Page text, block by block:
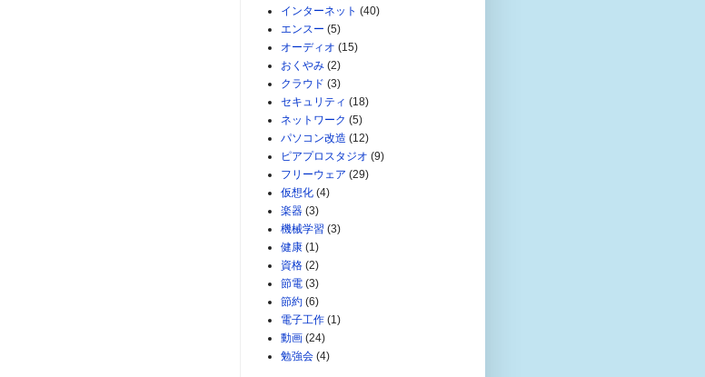
インターネット (40)
エンスー (5)
オーディオ (15)
おくやみ (2)
クラウド (3)
セキュリティ (18)
ネットワーク (5)
パソコン改造 (12)
ピアプロスタジオ (9)
フリーウェア (29)
仮想化 (4)
楽器 (3)
機械学習 (3)
健康 (1)
資格 (2)
節電 (3)
節約 (6)
電子工作 (1)
動画 (24)
勉強会 (4)